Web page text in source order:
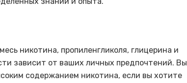
никотина, пропиленгликоля, глицерина и
зависит от ваших личных предпочтений. Вы
содержанием никотина, если вы хотите